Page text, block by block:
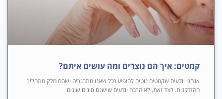
קמטים: איך הם נוצרים ומה עושים איתם?
אנחנו יודעים שקמטים נוטים להופיע ככל שאנו מתבגרים ושהם חלק מתהליך
ההזדקנות. לצד זאת, לא הרבה יודעים שישנם סוגים שונים